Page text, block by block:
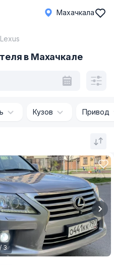
Махачкала
Lexus
в Махачкале
Кузов Привод
3